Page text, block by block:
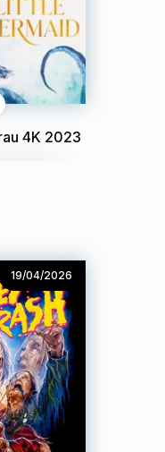
4K 2023
19/04/2026